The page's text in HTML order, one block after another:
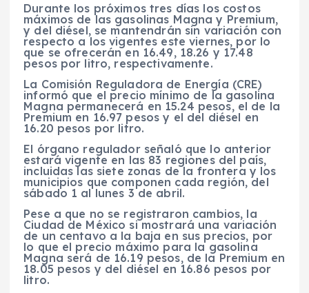
Durante los próximos tres días los costos
máximos de las gasolinas Magna y Premium,
y del diésel, se mantendrán sin variación con
respecto a los vigentes este viernes, por lo
que se ofrecerán en 16.49, 18.26 y 17.48
pesos por litro, respectivamente.
La Comisión Reguladora de Energía (CRE)
informó que el precio mínimo de la gasolina
Magna permanecerá en 15.24 pesos, el de la
Premium en 16.97 pesos y el del diésel en
16.20 pesos por litro.
El órgano regulador señaló que lo anterior
estará vigente en las 83 regiones del país,
incluidas las siete zonas de la frontera y los
municipios que componen cada región, del
sábado 1 al lunes 3 de abril.
Pese a que no se registraron cambios, la
Ciudad de México si mostrará una variación
de un centavo a la baja en sus precios, por
lo que el precio máximo para la gasolina
Magna será de 16.19 pesos, de la Premium en
18.05 pesos y del diésel en 16.86 pesos por
litro.